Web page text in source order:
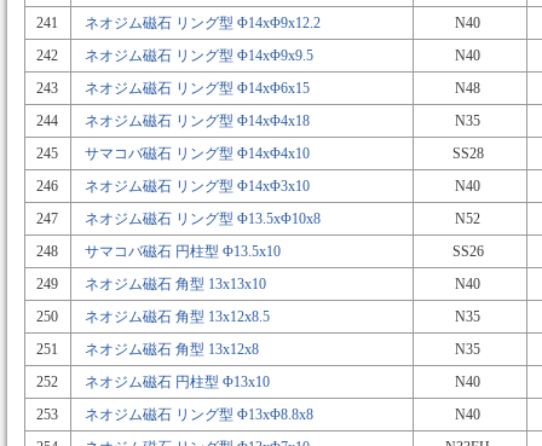
241
ネオジム磁石 リング型 Φ14xΦ9x12.2
N40
242
ネオジム磁石 リング型 Φ14xΦ9x9.5
N40
243
ネオジム磁石 リング型 Φ14xΦ6x15
N48
244
ネオジム磁石 リング型 Φ14xΦ4x18
N35
245
サマコバ磁石 リング型 Φ14xΦ4x10
SS28
246
ネオジム磁石 リング型 Φ14xΦ3x10
N40
247
ネオジム磁石 リング型 Φ13.5xΦ10x8
N52
248
サマコバ磁石 円柱型 Φ13.5x10
SS26
249
ネオジム磁石 角型 13x13x10
N40
250
ネオジム磁石 角型 13x12x8.5
N35
251
ネオジム磁石 角型 13x12x8
N35
252
ネオジム磁石 円柱型 Φ13x10
N40
253
ネオジム磁石 リング型 Φ13xΦ8.8x8
N40